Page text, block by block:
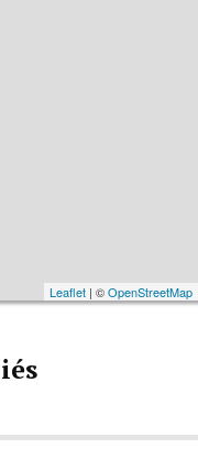
Leaflet | ©OpenStreetMap